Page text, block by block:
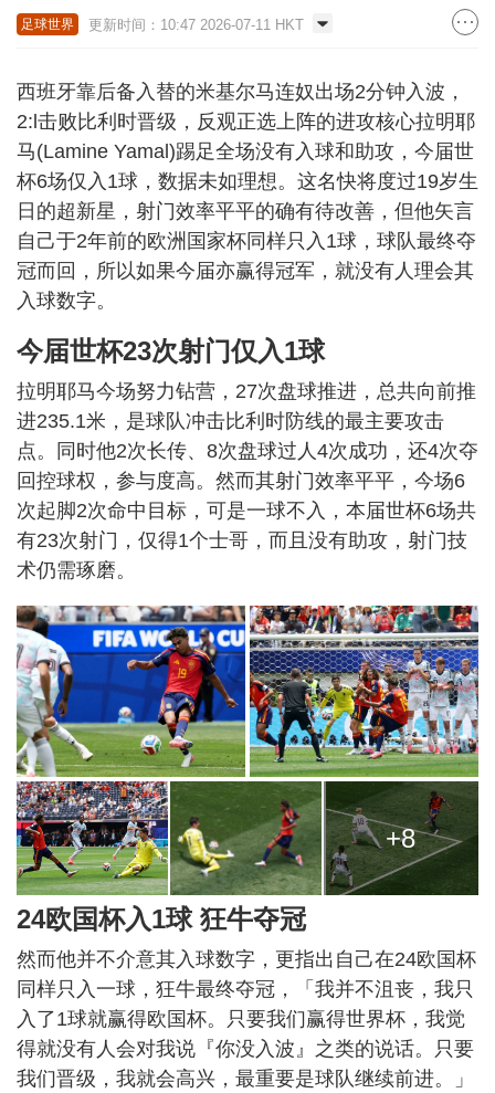
足球世界 更新时间：10:47 2026-07-11 HKT
西班牙靠后备入替的米基尔马连奴出场2分钟入波，
2:l击败比利时晋级，反观正选上阵的进攻核心拉明耶
马(Lamine Yamal)踢足全场没有入球和助攻，今届世
杯6场仅入1球，数据未如理想。这名快将度过19岁生
日的超新星，射门效率平平的确有待改善，但他矢言
自己于2年前的欧洲国家杯同样只入1球，球队最终夺
冠而回，所以如果今届亦赢得冠军，就没有人理会其
入球数字。
今届世杯23次射门仅入1球
拉明耶马今场努力钻营，27次盘球推进，总共向前推
进235.1米，是球队冲击比利时防线的最主要攻击
点。同时他2次长传、8次盘球过人4次成功，还4次夺
回控球权，参与度高。然而其射门效率平平，今场6
次起脚2次命中目标，可是一球不入，本届世杯6场共
有23次射门，仅得1个士哥，而且没有助攻，射门技
术仍需琢磨。
+8
24欧国杯入1球 狂牛夺冠
然而他并不介意其入球数字，更指出自己在24欧国杯
同样只入一球，狂牛最终夺冠，「我并不沮丧，我只
入了1球就赢得欧国杯。只要我们赢得世界杯，我觉
得就没有人会对我说『你没入波』之类的说话。只要
我们晋级，我就会高兴，最重要是球队继续前进。」